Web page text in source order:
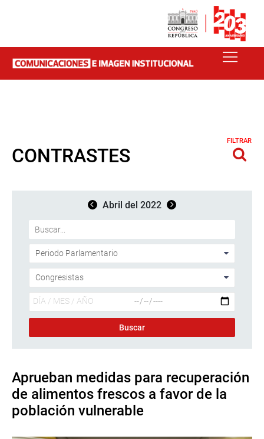
CONTRASTES
FILTRAR
Abril del 2022
Aprueban medidas para recuperación
de alimentos frescos a favor de la
población vulnerable